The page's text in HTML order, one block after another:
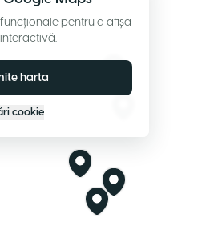
pentru a afișa
harta
cookie